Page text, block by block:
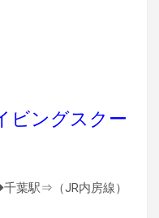
ビングスクー
葉駅⇒（JR内房線）